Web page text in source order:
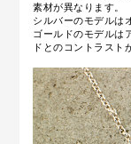
素材が異なります。
シルバーのモデルは
ゴールドのモデルは
ドとのコントラスト